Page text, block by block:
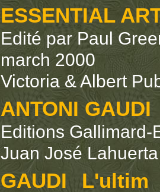
ESSENTIAL
Edité par Paul
march 2000
Victoria & Albert
ANTONI GAUDI
Editions Gallimard-
Juan José Lahuerta
GAUDI